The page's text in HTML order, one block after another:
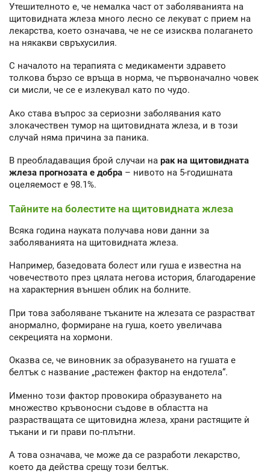
Утешителното е, че немалка част от заболяванията на
щитовидната жлеза много лесно се лекуват с прием на
лекарства, което означава, че не се изисква полагането
на някакви свръхусилия.
С началото на терапията с медикаменти здравето
толкова бързо се връща в норма, че първоначално човек
си мисли, че се е излекувал като по чудо.
Ако става въпрос за сериозни заболявания като
злокачествен тумор на щитовидната жлеза, и в този
случай няма причина за паника.
В преобладаващия брой случаи на рак на щитовидната
жлеза прогнозата е добра – нивото на 5-годишната
оцеляемост е 98.1%.
Тайните на болестите на щитовидната жлеза
Всяка година науката получава нови данни за
заболяванията на щитовидната жлеза.
Например, базедовата болест или гуша е известна на
човечеството през цялата негова история, благодарение
на характерния външен облик на болните.
При това заболяване тъканите на жлезата се разрастват
анормално, формиране на гуша, което увеличава
секрецията на хормони.
Оказва се, че виновник за образуването на гушата е
белтък с название „растежен фактор на ендотела“.
Именно този фактор провокира образуването на
множество кръвоносни съдове в областта на
разрастващата се щитовидна жлеза, храни растящите ѝ
тъкани и ги прави по-плътни.
А това означава, че може да се разработи лекарство,
което да действа срещу този белтък.